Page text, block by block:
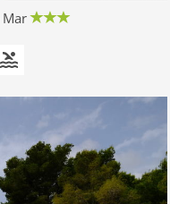
Mar